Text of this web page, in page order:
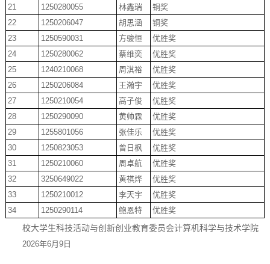
21
1250280055 林鑫瑞
铜奖
22
1250206047 胡思涵
铜奖
23
1250590031 方骏恒
优胜奖
24
1250280062 蔡维奕
优胜奖
25
1240210068 周淇裕
优胜奖
26
1250206084 王瀚宇
优胜奖
27
1250210054 高子俊
优胜奖
28
1250290090 黄帅霖
优胜奖
29
1255801056 张佳乐
优胜奖
30
1250823053 曾日枫
优胜奖
31
1250210060 周卓航
优胜奖
32
3250649022 黄祺烨
优胜奖
33
1250210012 李天宇
优胜奖
34
1250290114 鲍恩特
优胜奖
校大学生科技活动与创新创业教育委员会计算机科学与技术学院
2026年6月 9日